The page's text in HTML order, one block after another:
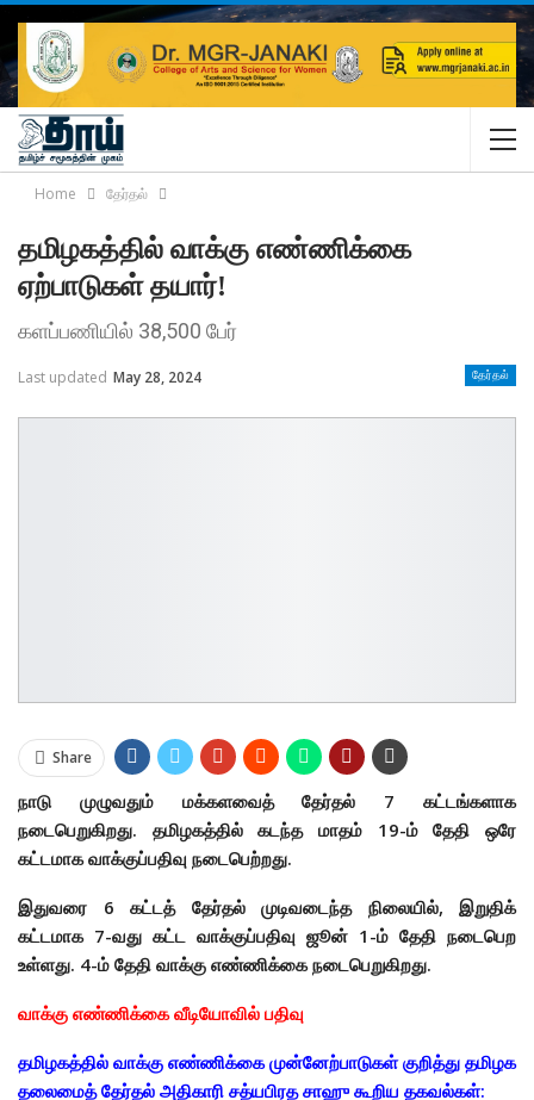
Home தேர்தல்
தமிழகத்தில் வாக்கு எண்ணிக்கை
ஏற்பாடுகள் தயார்!
களப்பணியில் 38,500 பேர்
தேர்தல்
Last updated May 28, 2024
Share
நாடு முழுவதும் மக்களவைத் தேர்தல் 7 கட்டங்களாக
நடைபெறுகிறது. தமிழகத்தில் கடந்த மாதம் 19-ம் தேதி ஒரே
கட்டமாக வாக்குப்பதிவு நடைபெற்றது.
இதுவரை 6 கட்டத் தேர்தல் முடிவடைந்த நிலையில், இறுதிக்
கட்டமாக 7-வது கட்ட வாக்குப்பதிவு ஜூன் 1-ம் தேதி நடைபெற
உள்ளது. 4-ம் தேதி வாக்கு எண்ணிக்கை நடைபெறுகிறது.
வாக்கு எண்ணிக்கை வீடியோவில் பதிவு
தமிழகத்தில் வாக்கு எண்ணிக்கை முன்னேற்பாடுகள் குறித்து தமிழக
தலைமைத் தேர்தல் அதிகாரி சத்யபிரத சாஹு கூறிய தகவல்கள்: